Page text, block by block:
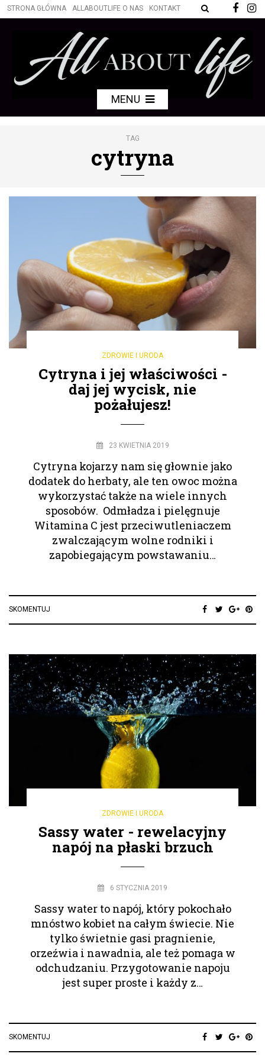
STRONA GŁÓWNA ALLABOUTLIFE O NAS KONTAKT
MENU
TAG
cytryna
ZDROWIE I URODA
Cytryna i jej właściwości -
daj jej wycisk, nie
pożałujesz!
23 KWIETNIA 2019
Cytryna kojarzy nam się głownie jako
dodatek do herbaty, ale ten owoc można
wykorzystać także na wiele innych
sposobów. Odmładza i pielęgnuje
Witamina C jest przeciwutleniaczem
zwalczającym wolne rodniki i
zapobiegającym powstawaniu…
SKOMENTUJ
ZDROWIE I URODA
Sassy water - rewelacyjny
napój na płaski brzuch
6 STYCZNIA 2019
Sassy water to napój, który pokochało
mnóstwo kobiet na całym świecie. Nie
tylko świetnie gasi pragnienie,
orzeźwia i nawadnia, ale też pomaga w
odchudzaniu. Przygotowanie napoju
jest super proste i każdy z…
SKOMENTUJ